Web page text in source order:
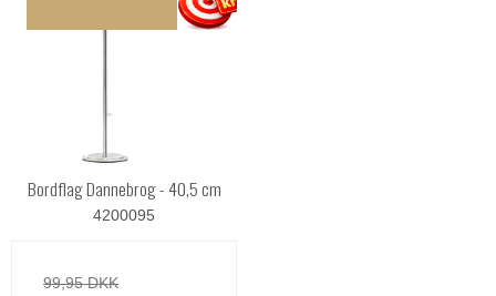
Bordflag Dannebrog - 40,5 cm
4200095
99,95 DKK